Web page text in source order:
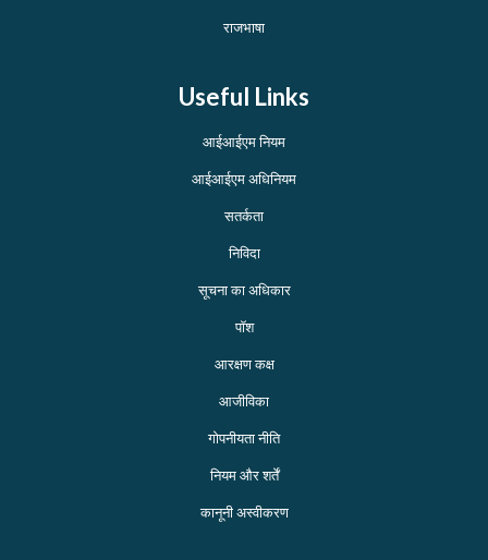
राजभाषा
Useful Links
आईआईएम नियम
आईआईएम अधिनियम
सतर्कता
निविदा
सूचना का अधिकार
पॉश
आरक्षण कक्ष
आजीविका
गोपनीयता नीति
नियम और शर्तें
कानूनी अस्वीकरण